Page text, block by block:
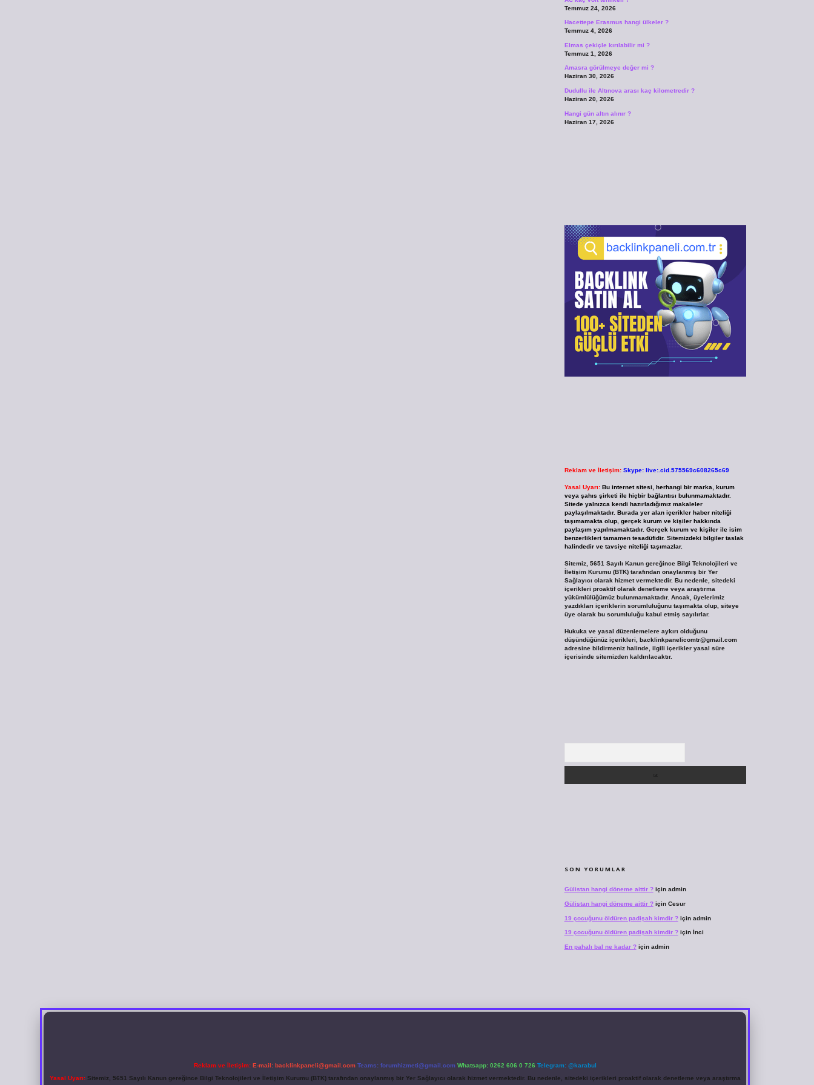
Temmuz 24, 2026
Hacettepe Erasmus hangi ülkeler ?
Temmuz 4, 2026
Elmas çekiçle kırılabilir mi ?
Temmuz 1, 2026
Amasra görülmeye değer mi ?
Haziran 30, 2026
Dudullu ile Altınova arası kaç kilometredir ?
Haziran 20, 2026
Hangi gün altın alınır ?
Haziran 17, 2026
Reklam ve İletişim: Skype: live:.cid.575569c608265c69
Yasal Uyarı: Bu internet sitesi, herhangi bir marka, kurum
veya şahıs şirketi ile hiçbir bağlantısı bulunmamaktadır.
Sitede yalnızca kendi hazırladığımız makaleler
paylaşılmaktadır. Burada yer alan içerikler haber niteliği
taşımamakta olup, gerçek kurum ve kişiler hakkında
paylaşım yapılmamaktadır. Gerçek kurum ve kişiler ile isim
benzerlikleri tamamen tesadüfidir. Sitemizdeki bilgiler taslak
halindedir ve tavsiye niteliği taşımazlar.
Sitemiz, 5651 Sayılı Kanun gereğince Bilgi Teknolojileri ve
İletişim Kurumu (BTK) tarafından onaylanmış bir Yer
Sağlayıcı olarak hizmet vermektedir. Bu nedenle, sitedeki
içerikleri proaktif olarak denetleme veya araştırma
yükümlülüğümüz bulunmamaktadır. Ancak, üyelerimiz
yazdıkları içeriklerin sorumluluğunu taşımakta olup, siteye
üye olarak bu sorumluluğu kabul etmiş sayılırlar.
Hukuka ve yasal düzenlemelere aykırı olduğunu
düşündüğünüz içerikleri, backlinkpanelicomtr@gmail.com
adresine bildirmeniz halinde, ilgili içerikler yasal süre
içerisinde sitemizden kaldırılacaktır.
SON YORUMLAR
Gülistan hangi döneme aittir ?için admin
Gülistan hangi döneme aittir ?için Cesur
19 çocuğunu öldüren padişah kimdir ?için admin
19 çocuğunu öldüren padişah kimdir ?için İnci
En pahalı bal ne kadar ?için admin
Reklam ve İletişim: E-mail: backlinkpaneli@gmail.com Teams: forumhizmeti@gmail.com Whatsapp: 0262 606 0 726 Telegram: @karabul
Yasal Uyarı:Sitemiz, 5651 Sayılı Kanun gereğince Bilgi Teknolojileri ve İletişim Kurumu (BTK) tarafından onaylanmış bir Yer Sağlayıcı olarak hizmet vermektedir. Bu nedenle, sitedeki içerikleri proaktif olarak denetleme veya araştırma